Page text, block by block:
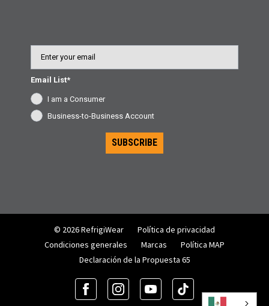
Email List*
I am a Consumer
Business-to-Business Account
SUBSCRIBE
© 2026 RefrigiWear
Política de privacidad
Condiciones generales
Marcas
Política MAP
Declaración de la Propuesta 65